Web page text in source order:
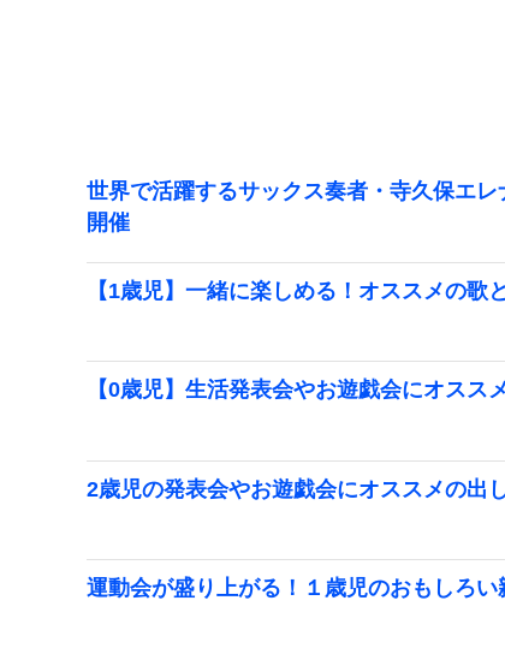
世界で活躍するサックス奏者・寺久保エ
開催
【1歳児】一緒に楽しめる！オススメの歌
【0歳児】生活発表会やお遊戯会にオスス
2歳児の発表会やお遊戯会にオススメの出
運動会が盛り上がる！１歳児のおもしろ